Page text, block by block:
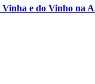
e do Vinho na